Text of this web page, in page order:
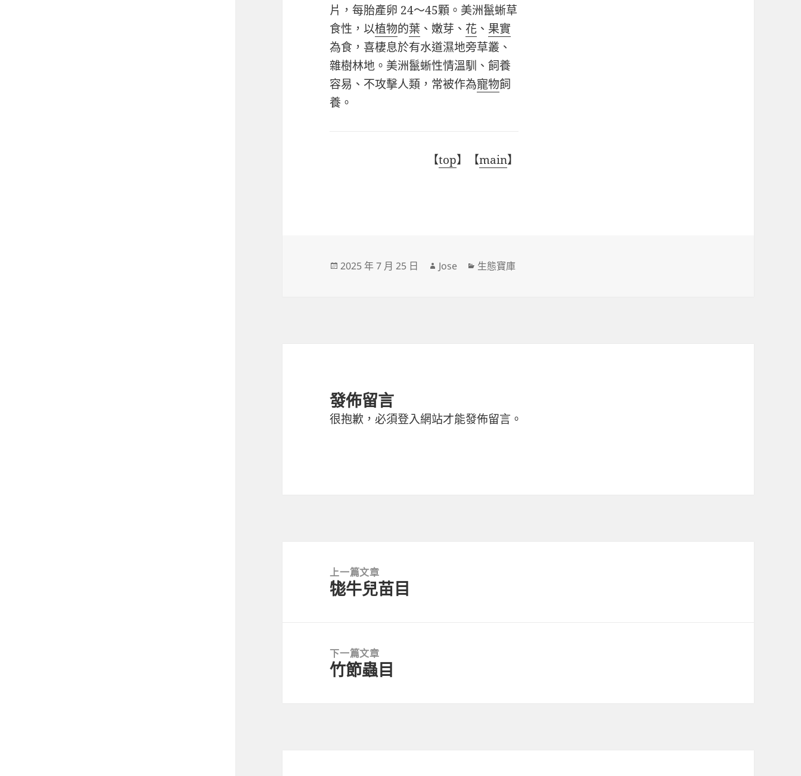
片，每胎產卵 24～45顆。 美洲鬣蜥草
食性，以植物的葉 、嫩芽、 花 、 果實
為食，喜棲息於有水道濕地旁草叢、
雜樹林地。 美洲鬣蜥性情溫馴、飼養
容易、不攻擊人類，常被作為寵物飼
養。
【top】【main】
發
2025 年 7 月 25 日
作
Jose
分
生態寶庫
發佈留言
很抱歉，必須登入網站才能發佈留言。
上一篇文章
上
章:
牻牛兒苗目
下一篇文章
下
竹節蟲目